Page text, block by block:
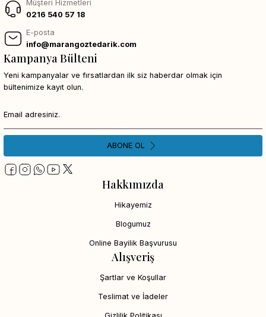
Müşteri Hizmetleri
0216 540 57 18
E-posta
info@marangoztedarik.com
Hakkımızda
Hikayemiz
Blogumuz
Online Bayilik Başvurusu
Alışveriş
Şartlar ve Koşullar
Teslimat ve İadeler
Kampanya Bülteni
Yeni kampanyalar ve fırsatlardan ilk siz haberdar olmak için
bültenimize kayıt olun.
ABONE OL